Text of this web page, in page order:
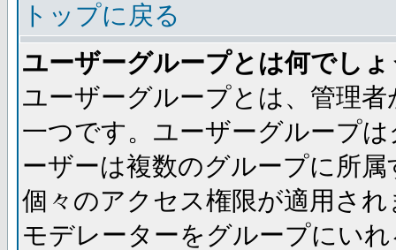
トップに戻る
ユーザーグループとは何でし
ユーザーグループとは、管理
一つです。ユーザーグループ
ーザーは複数のグループに所
個々のアクセス権限が適用さ
モデレーターをグループにい